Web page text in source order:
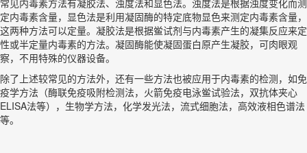
常见内毒素方法有凝胶法、浊度法和显色法。浊度法是根据浊度变化而测
定内毒素含量，显色法是利用凝固酶的特定底物显色来测定内毒素含量，
这两种方法可以定量。凝胶法是根据鲎试剂与内毒素产生的凝集反应来定
性或半定量内毒素的方法。凝固酶能使凝固蛋白原产生凝胶，可肉眼观
察，不用特殊的仪器设备。
除了上述较常见的方法外，还有一些方法也被应用于内毒素的检测，如免
疫学方法（酶联免疫吸附检测法，火箭免疫电泳鲎试验法，双抗体夹心
ELISA法等），生物学方法，化学发光法，流式细胞法，高效液相色谱法
等。